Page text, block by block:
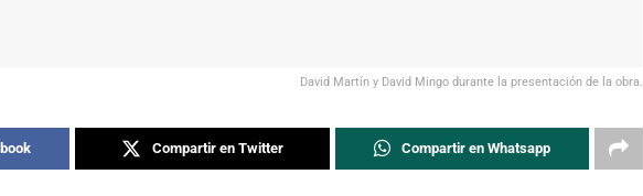
David Martín y David Mingo durante la presentación de la obra.
Compartir en Twitter Compartir en Whatsapp